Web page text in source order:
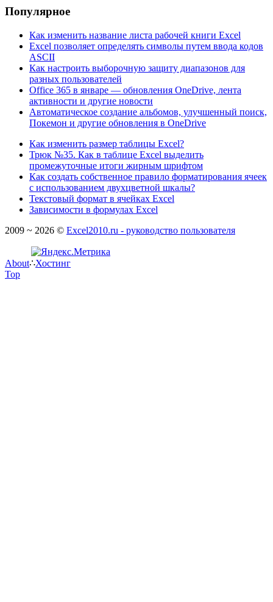
Популярное
Как изменить название листа рабочей книги Excel
Excel позволяет определять символы путем ввода кодов
ASCII
Как настроить выборочную защиту диапазонов для
разных пользователей
Office 365 в январе — обновления OneDrive, лента
активности и другие новости
Автоматическое создание альбомов, улучшенный поиск,
Покемон и другие обновления в OneDrive
Как изменить размер таблицы Excel?
Трюк №35. Как в таблице Excel выделить
промежуточные итоги жирным шрифтом
Как создать собственное правило форматирования ячеек
с использованием двухцветной шкалы?
Текстовый формат в ячейках Excel
Зависимости в формулах Excel
2009 ~ 2026 © Excel2010.ru - руководство пользователя
About∴Хостинг
Top